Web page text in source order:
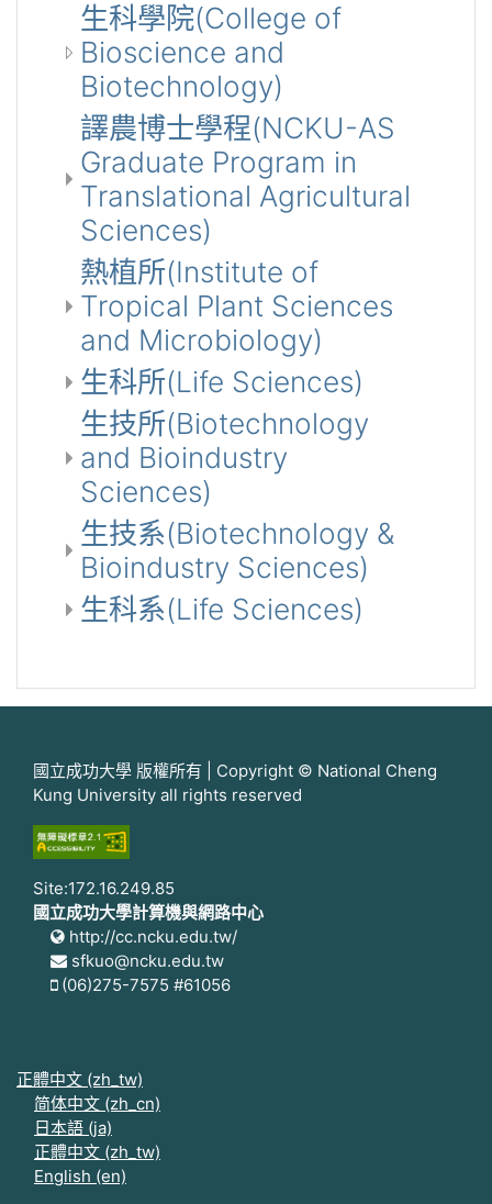
生科學院(College of
Bioscience and
Biotechnology)
譯農博士學程(NCKU-AS
Graduate Program in
Translational Agricultural
Sciences)
熱植所(Institute of
Tropical Plant Sciences
and Microbiology)
生科所(Life Sciences)
生技所(Biotechnology
and Bioindustry
Sciences)
生技系(Biotechnology &
Bioindustry Sciences)
生科系(Life Sciences)
國立成功大學 版權所有 | Copyright © National Cheng
Kung University all rights reserved
Site:172.16.249.85
國立成功大學計算機與網路中心
http://cc.ncku.edu.tw/
sfkuo@ncku.edu.tw
(06)275-7575 #61056
正體中文 ‎(zh_tw)‎
简体中文 ‎(zh_cn)‎
日本語 ‎(ja)‎
正體中文 ‎(zh_tw)‎
English ‎(en)‎